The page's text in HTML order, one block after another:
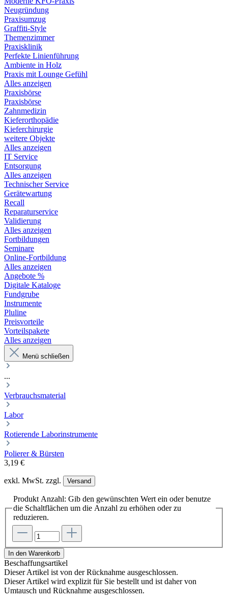
Neugründung
Praxisumzug
Graffiti-Style
Themenzimmer
Praxisklinik
Perfekte Linienführung
Ambiente in Holz
Praxis mit Lounge Gefühl
Alles anzeigen
Praxisbörse
Praxisbörse
Zahnmedizin
Kieferorthopädie
Kieferchirurgie
weitere Objekte
Alles anzeigen
IT Service
Entsorgung
Alles anzeigen
Technischer Service
Gerätewartung
Recall
Reparaturservice
Validierung
Alles anzeigen
Fortbildungen
Seminare
Online-Fortbildung
Alles anzeigen
Angebote %
Digitale Kataloge
Fundgrube
Instrumente
Pluline
Preisvorteile
Vorteilspakete
Alles anzeigen
Menü schließen
...
Verbrauchsmaterial
Labor
Rotierende Laborinstrumente
Polierer & Bürsten
3,19 €
exkl. MwSt. zzgl. Versand
Produkt Anzahl: Gib den gewünschten Wert ein oder benutze
die Schaltflächen um die Anzahl zu erhöhen oder zu
reduzieren.
In den Warenkorb
Beschaffungsartikel
Dieser Artikel ist von der Rücknahme ausgeschlossen.
Dieser Artikel wird explizit für Sie bestellt und ist daher von
Umtausch und Rücknahme ausgeschlossen.